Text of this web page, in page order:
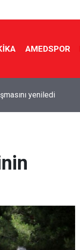
AMEDSPOR
uyarı